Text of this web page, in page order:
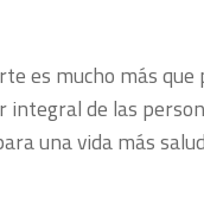
es mucho más
de las
una vida más